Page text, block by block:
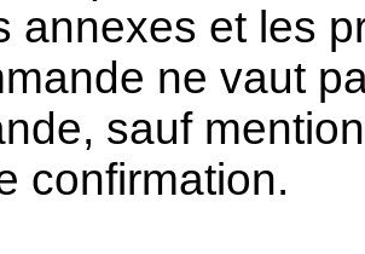
annexes et les
ne vaut
sauf
confirmation.